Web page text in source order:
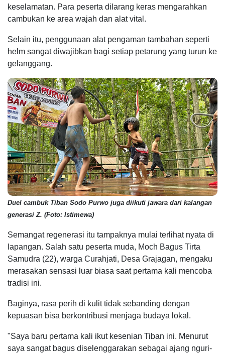
keselamatan. Para peserta dilarang keras mengarahkan
cambukan ke area wajah dan alat vital.
Selain itu, penggunaan alat pengaman tambahan seperti
helm sangat diwajibkan bagi setiap petarung yang turun ke
gelanggang.
Duel cambuk Tiban Sodo Purwo juga diikuti jawara dari kalangan
generasi Z. (Foto: Istimewa)
Semangat regenerasi itu tampaknya mulai terlihat nyata di
lapangan. Salah satu peserta muda, Moch Bagus Tirta
Samudra (22), warga Curahjati, Desa Grajagan, mengaku
merasakan sensasi luar biasa saat pertama kali mencoba
tradisi ini.
Baginya, rasa perih di kulit tidak sebanding dengan
kepuasan bisa berkontribusi menjaga budaya lokal.
"Saya baru pertama kali ikut kesenian Tiban ini. Menurut
saya sangat bagus diselenggarakan sebagai ajang nguri-